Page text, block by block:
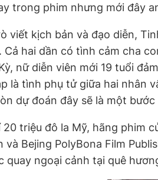
trong phim nhưng mới đây
viết kịch bản và đạo diễn,
Cả hai dần có tình cảm cha
nữ diễn viên mới 19 tuổi
là tình phụ tử giữa hai nhân
dự đoán đây sẽ là một
triệu đô la Mỹ, hãng phim
và Bejing PolyBona Film
quay ngoại cảnh tại quê